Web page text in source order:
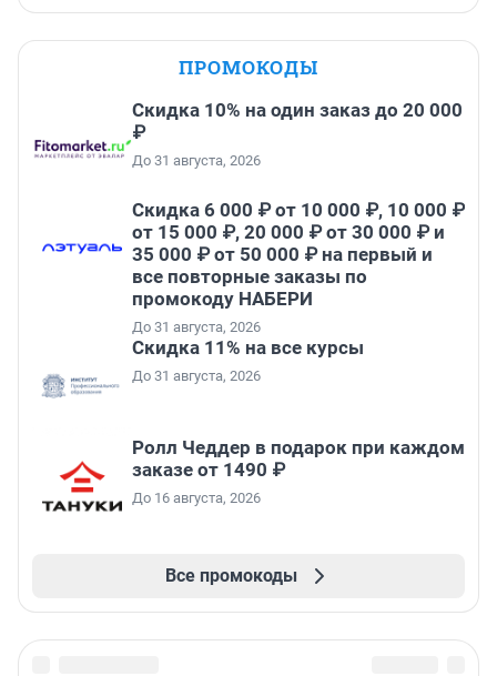
ПРОМОКОДЫ
Скидка 10% на один заказ до 20 000
₽
До 31 августа, 2026
Скидка 6 000 ₽ от 10 000 ₽, 10 000 ₽
от 15 000 ₽, 20 000 ₽ от 30 000 ₽ и
35 000 ₽ от 50 000 ₽ на первый и
все повторные заказы по
промокоду НАБЕРИ
До 31 августа, 2026
Скидка 11% на все курсы
До 31 августа, 2026
Ролл Чеддер в подарок при каждом
заказе от 1490 ₽
До 16 августа, 2026
Все промокоды